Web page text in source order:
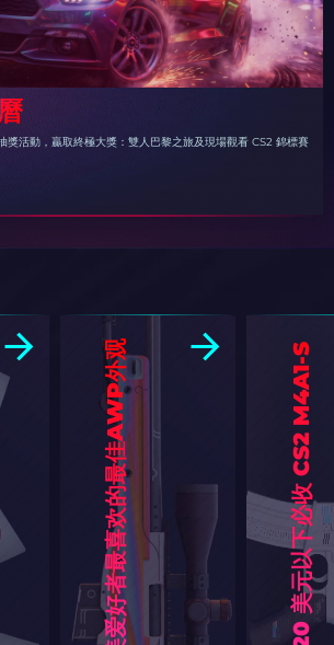
獎活動，贏取終極大獎：雙人巴黎之旅及現場觀看 CS2 錦標賽